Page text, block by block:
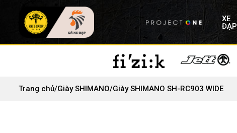
XE
ĐẠP
Trang chủ/Giày SHIMANO/Giày SHIMANO SH-RC903 WIDE